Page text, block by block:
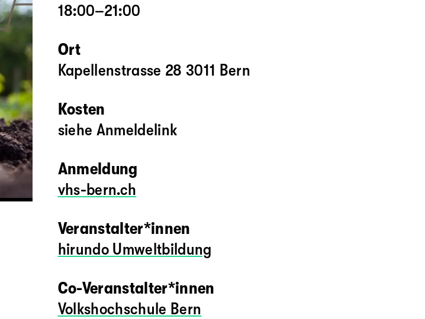
18:00–21:00
Ort
Kapellenstrasse 28 3011 Bern
Kosten
siehe Anmeldelink
Anmeldung
vhs-bern.ch
Veranstalter*innen
hirundo Umweltbildung
Co-Veranstalter*innen
Volkshochschule Bern